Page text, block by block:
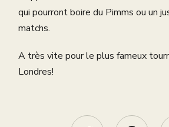
qui pourront boire du Pimms ou un
matchs.
A très vite pour le plus fameux
Londres!